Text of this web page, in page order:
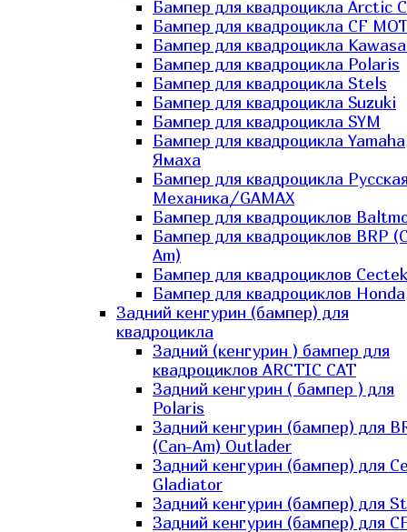
Бампер для квадроцикла Arctic
Бампер для квадроцикла CF
Бампер для квадроцикла
Бампер для квадроцикла Polaris
Бампер для квадроцикла Stels
Бампер для квадроцикла Suzuki
Бампер для квадроцикла SYM
Бампер для квадроцикла Yamaha
Ямаха
Бампер для квадроцикла
Механика/GAMAX
Бампер для квадроциклов
Бампер для квадроциклов BRP
Am)
Бампер для квадроциклов Cectek
Бампер для квадроциклов Honda
Задний кенгурин (бампер) для
квадроцикла
Задний (кенгурин ) бампер для
квадроциклов ARCTIC CAT
Задний кенгурин ( бампер ) для
Polaris
Задний кенгурин (бампер) для
(Can-Am) Outlader
Задний кенгурин (бампер) для
Gladiator
Задний кенгурин (бампер) для
Задний кенгурин (бампер) для